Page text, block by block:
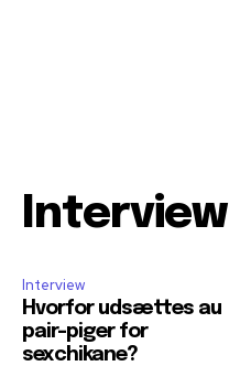
Interview
Interview
Hvorfor udsættes au
pair-piger for
sexchikane?